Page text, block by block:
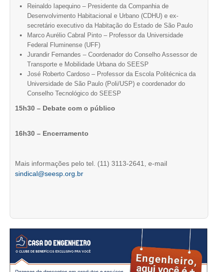
LEI 6.496/1977 – ART
RES 1.002/2002 – CÓDIGO DE ÉTICA
HOMOLOGAÇÕES
PISO SALARIAL
APRESENTAÇÃO
CARREIRA
NEWSLETTER
GUIA DAS ENGENHARIAS
Reinaldo Iapequino – Presidente da Companhia de
Desenvolvimento Habitacional e Urbano (CDHU) e ex-
secretário executivo da Habitação do Estado de São Paulo
Marco Aurélio Cabral Pinto – Professor da Universidade
Federal Fluminense (UFF)
Jurandir Fernandes – Coordenador do Conselho Assessor de
Transporte e Mobilidade Urbana do SEESP
José Roberto Cardoso – Professor da Escola Politécnica da
Universidade de São Paulo (Poli/USP) e coordenador do
Conselho Tecnológico do SEESP
15h30 – Debate com o público
16h30 – Encerramento
Mais informações pelo tel. (11) 3113-2641, e-mail
sindical@seesp.org.br